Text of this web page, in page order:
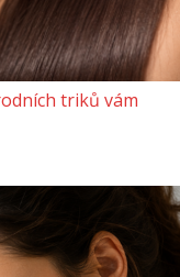
triků vám